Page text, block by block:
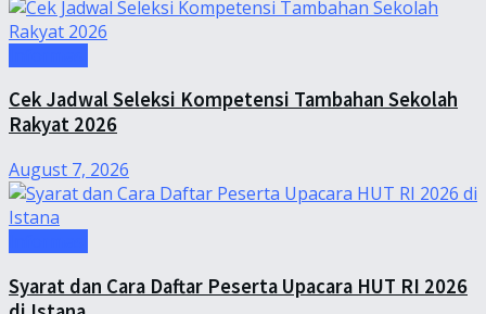
Cek Jadwal Seleksi Kompetensi Tambahan Sekolah
Rakyat 2026
August 7, 2026
Syarat dan Cara Daftar Peserta Upacara HUT RI 2026